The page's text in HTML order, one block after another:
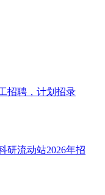
招聘，计划招录
研流动站2026年招